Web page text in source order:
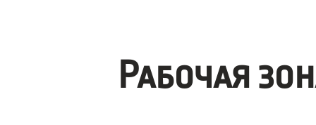
Рабочая